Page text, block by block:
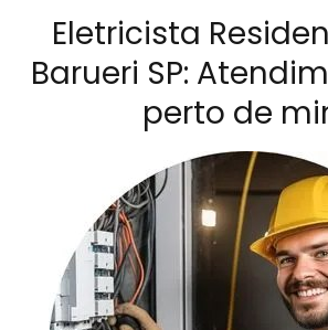
Eletricista
Barueri SP:
perto de